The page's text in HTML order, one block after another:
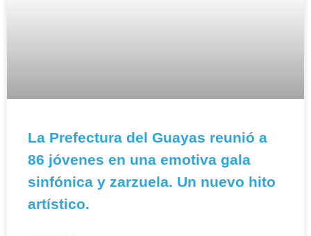
La Prefectura del Guayas reunió a
86 jóvenes en una emotiva gala
sinfónica y zarzuela. Un nuevo hito
artístico.